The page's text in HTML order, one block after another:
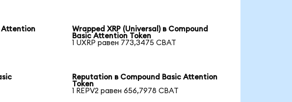
Attention
Wrapped XRP (Universal) в Compound
Basic Attention Token
1 UXRP равен 773,3475 CBAT
Reputation в Compound Basic Attention
Token
1 REPV2 равен 656,7978 CBAT